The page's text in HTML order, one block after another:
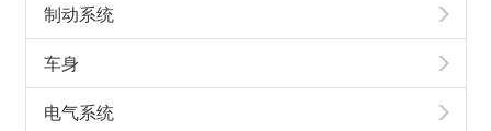
制动系统
车身
电气系统